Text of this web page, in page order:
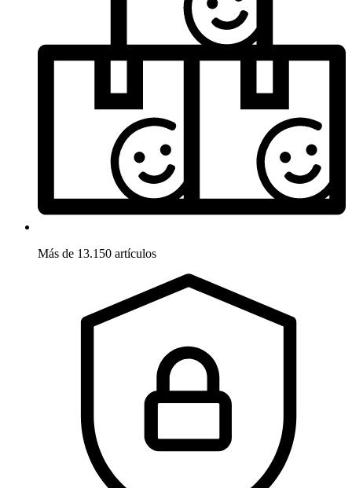
Más de 13.150 artículos